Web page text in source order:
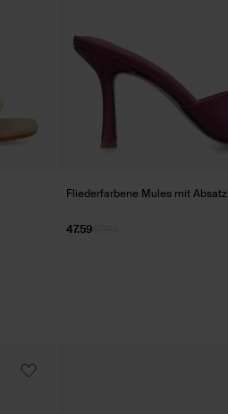
Fliederfarbene Mules mit Absatz
47.59